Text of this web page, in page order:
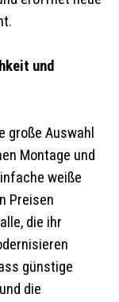
und
große Auswahl
Montage und
weiße
Preisen
die ihr
günstige
die